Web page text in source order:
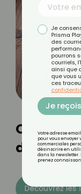
Quelle
du
Découvrez les
Je
Prisma
des
pourrons
courriels,
ainsi que
que vous
ces
Je
Votre adresse
pour vous envoyer
commerciales
désinscrire en
dans la newsletter.
prenez